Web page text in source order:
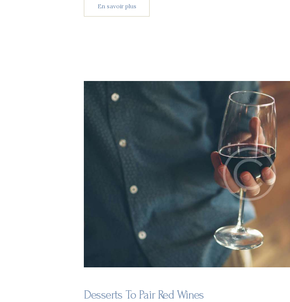
En savoir plus
Desserts To Pair Red Wines